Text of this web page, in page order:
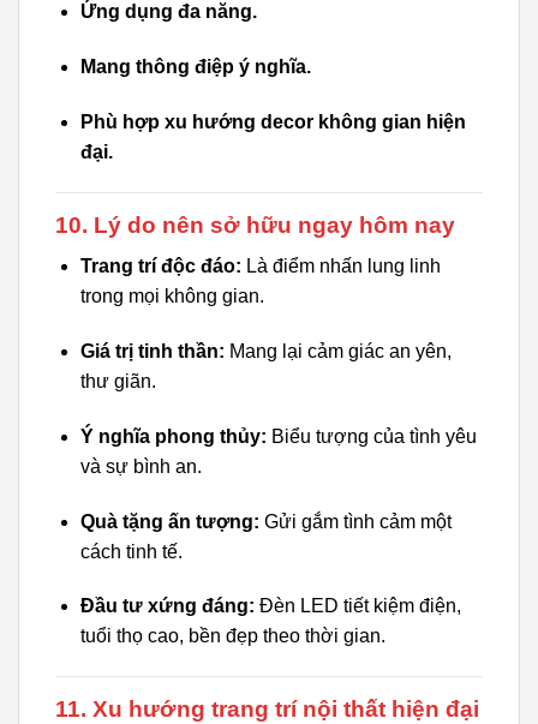
Ứng dụng đa năng.
Mang thông điệp ý nghĩa.
Phù hợp xu hướng decor không gian hiện
đại.
10. Lý do nên sở hữu ngay hôm nay
Trang trí độc đáo: Là điểm nhấn lung linh
trong mọi không gian.
Giá trị tinh thần: Mang lại cảm giác an yên,
thư giãn.
Ý nghĩa phong thủy: Biểu tượng của tình yêu
và sự bình an.
Quà tặng ấn tượng: Gửi gắm tình cảm một
cách tinh tế.
Đầu tư xứng đáng: Đèn LED tiết kiệm điện,
tuổi thọ cao, bền đẹp theo thời gian.
11. Xu hướng trang trí nội thất hiện đại